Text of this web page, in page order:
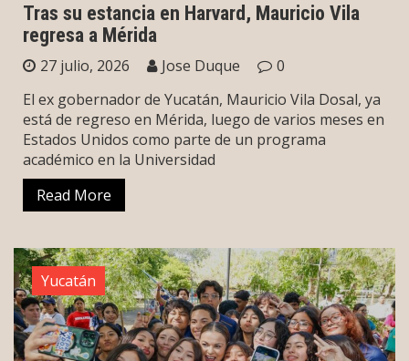
Tras su estancia en Harvard, Mauricio Vila
regresa a Mérida
27 julio, 2026 Jose Duque
0
El ex gobernador de Yucatán, Mauricio Vila Dosal, ya
está de regreso en Mérida, luego de varios meses en
Estados Unidos como parte de un programa
académico en la Universidad
Read More
Yucatán